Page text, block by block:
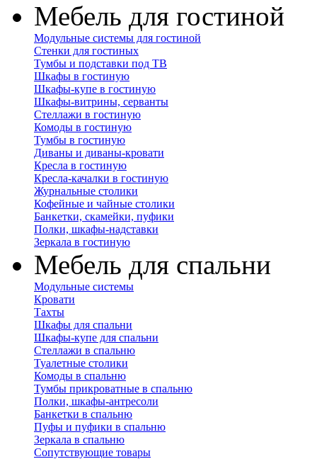
Мебель для гостиной
Модульные системы для гостиной
Стенки для гостиных
Тумбы и подставки под ТВ
Шкафы в гостиную
Шкафы-купе в гостиную
Шкафы-витрины, серванты
Стеллажи в гостиную
Комоды в гостиную
Тумбы в гостиную
Диваны и диваны-кровати
Кресла в гостиную
Кресла-качалки в гостиную
Журнальные столики
Кофейные и чайные столики
Банкетки, скамейки, пуфики
Полки, шкафы-надставки
Зеркала в гостиную
Мебель для спальни
Модульные системы
Кровати
Тахты
Шкафы для спальни
Шкафы-купе для спальни
Стеллажи в спальню
Туалетные столики
Комоды в спальню
Тумбы прикроватные в спальню
Полки, шкафы-антресоли
Банкетки в спальню
Пуфы и пуфики в спальню
Зеркала в спальню
Сопутствующие товары